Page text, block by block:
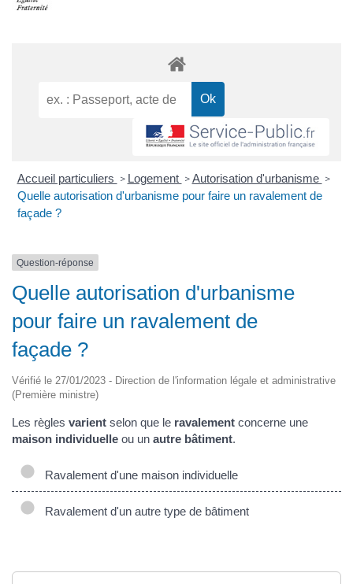
Accueil particuliers > Logement > Autorisation d'urbanisme >
Quelle autorisation d'urbanisme pour faire un ravalement de
façade ?
Question-réponse
Quelle autorisation d'urbanisme
pour faire un ravalement de
façade ?
Vérifié le 27/01/2023 - Direction de l'information légale et administrative
(Première ministre)
Les règles varient selon que le ravalement concerne une
maison individuelle ou un autre bâtiment.
Ravalement d'une maison individuelle
Ravalement d'un autre type de bâtiment